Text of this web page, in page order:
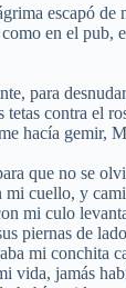
escapó de
en el pub,
para
tetas contra el
hacía gemir,
que no se
mi cuello, y
mi culo
piernas de
mi conchita
vida, jamás